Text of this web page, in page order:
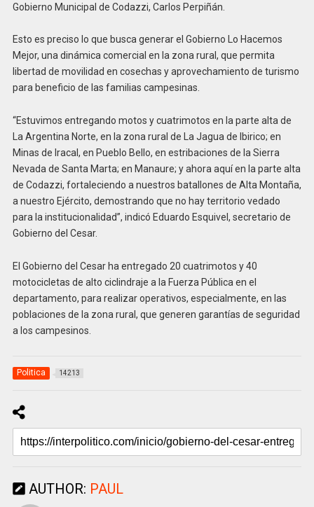
Gobierno Municipal de Codazzi, Carlos Perpiñán.
Esto es preciso lo que busca generar el Gobierno Lo Hacemos
Mejor, una dinámica comercial en la zona rural, que permita
libertad de movilidad en cosechas y aprovechamiento de turismo
para beneficio de las familias campesinas.
“Estuvimos entregando motos y cuatrimotos en la parte alta de
La Argentina Norte, en la zona rural de La Jagua de Ibirico; en
Minas de Iracal, en Pueblo Bello, en estribaciones de la Sierra
Nevada de Santa Marta; en Manaure; y ahora aquí en la parte alta
de Codazzi, fortaleciendo a nuestros batallones de Alta Montaña,
a nuestro Ejército, demostrando que no hay territorio vedado
para la institucionalidad”, indicó Eduardo Esquivel, secretario de
Gobierno del Cesar.
El Gobierno del Cesar ha entregado 20 cuatrimotos y 40
motocicletas de alto ciclindraje a la Fuerza Pública en el
departamento, para realizar operativos, especialmente, en las
poblaciones de la zona rural, que generen garantías de seguridad
a los campesinos.
Politica 14213
AUTHOR: PAUL